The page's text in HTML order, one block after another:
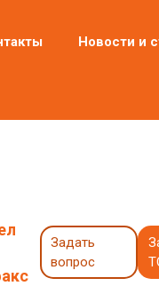
Новости и
Задать
вопрос